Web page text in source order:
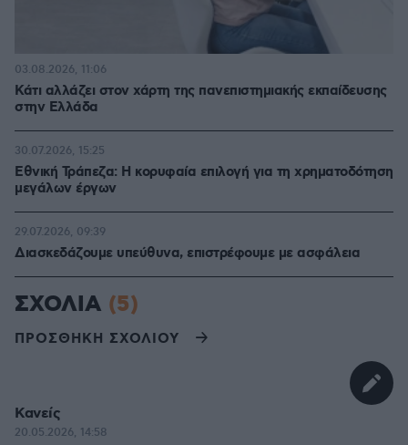
Κάτι αλλάζει στον χάρτη της πανεπιστημιακής εκπαίδευσης
στην Ελλάδα
03.08.2026, 11:06
Εθνική Τράπεζα: Η κορυφαία επιλογή για τη χρηματοδότηση
μεγάλων έργων
30.07.2026, 15:25
Διασκεδάζουμε υπεύθυνα, επιστρέφουμε με ασφάλεια
29.07.2026, 09:39
ΣΧΟΛΙΑ (5)
ΠΡΟΣΘΗΚΗ ΣΧΟΛΙΟΥ
Κανείς
20.05.2026, 14:58